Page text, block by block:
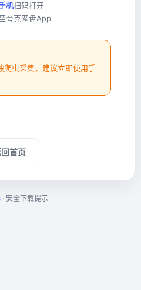
机扫码打开
夸克网盘App
爬虫采集，建议立即使用手
首页
· 安全下载提示